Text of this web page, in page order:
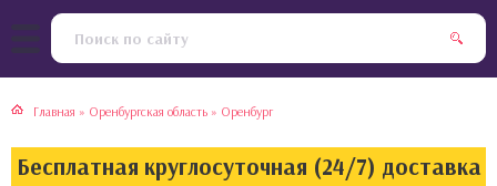
Главная » Оренбургская область » Оренбург
Бесплатная круглосуточная (24/7) доставка
кухня